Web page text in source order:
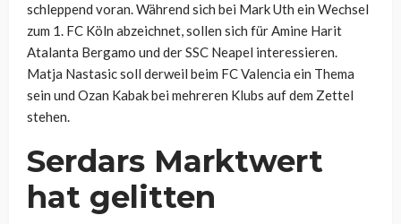
schleppend voran. Während sich bei Mark Uth ein Wechsel
zum 1. FC Köln abzeichnet, sollen sich für Amine Harit
Atalanta Bergamo und der SSC Neapel interessieren.
Matja Nastasic soll derweil beim FC Valencia ein Thema
sein und Ozan Kabak bei mehreren Klubs auf dem Zettel
stehen.
Serdars Marktwert
hat gelitten